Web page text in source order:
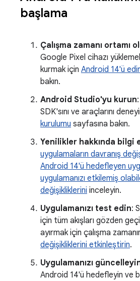
başlama
Çalışma zamanı ortamı
Google Pixel cihazı
kurmak için Android 14'ü
bakın.
Android Studio'yu kurun
SDK'sını ve araçlarını
kurulumu sayfasına bakın.
Yenilikler hakkında bilgi
uygulamaların davranış
Android 14'ü hedefleyen
uygulamanızı etkilemiş
değişikliklerini inceleyin.
Uygulamanızı test edin:
için tüm akışları gözden
ayırmak için çalışma
değişikliklerini etkinleştirin.
Uygulamanızı
Android 14'ü hedefleyin ve